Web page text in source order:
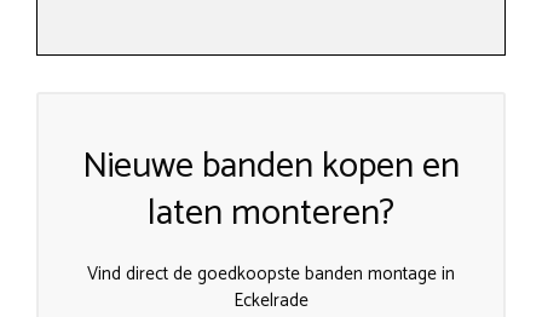
Nieuwe banden kopen en
laten monteren?
Vind direct de goedkoopste banden montage in
Eckelrade